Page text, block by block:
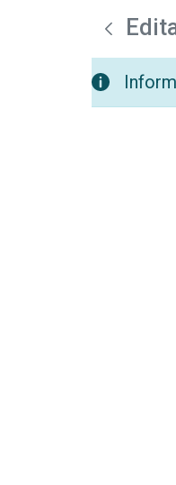
Pular para o Conteúdo
teste